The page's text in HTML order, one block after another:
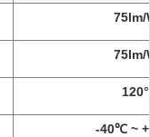
75lm/
75lm/
120°
-40℃ ~